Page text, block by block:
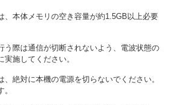
、本体メモリの空き容量が約1.5GB以上必要
う際は通信が切断されないよう、電波状態の
施してください。
、絶対に本機の電源を切らないでください。